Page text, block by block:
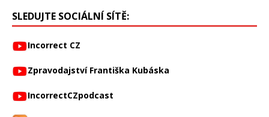
SLEDUJTE SOCIÁLNÍ SÍTĚ:
Incorrect CZ
Zpravodajství Františka Kubáska
IncorrectCZpodcast